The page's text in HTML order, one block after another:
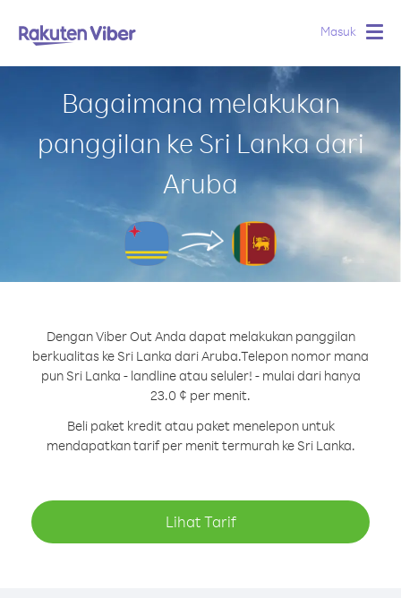
Masuk
Bagaimana melakukan
panggilan ke Sri Lanka dari
Aruba
Dengan Viber Out Anda dapat melakukan panggilan
berkualitas ke Sri Lanka dari Aruba.Telepon nomor mana
pun Sri Lanka - landline atau seluler! - mulai dari hanya
23.0 ¢ per menit.
Beli paket kredit atau paket menelepon untuk
mendapatkan tarif per menit termurah ke Sri Lanka.
Lihat Tarif